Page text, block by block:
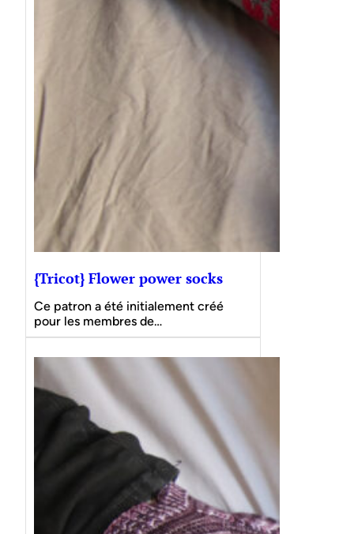
{Tricot} Flower power socks
Ce patron a été initialement créé
pour les membres de…